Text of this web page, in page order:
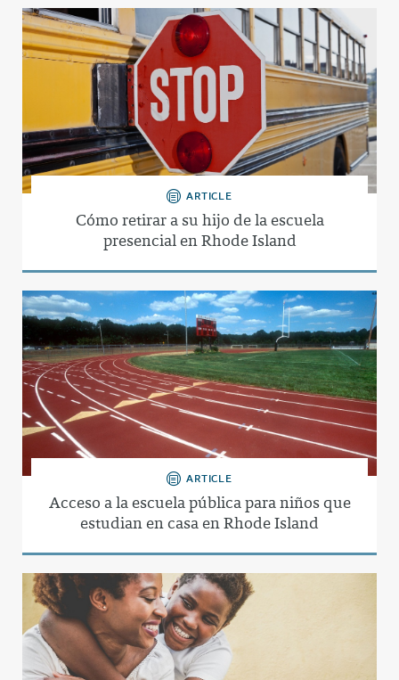
ARTICLE
Cómo retirar a su hijo de la escuela
presencial en Rhode Island
ARTICLE
Acceso a la escuela pública para niños que
estudian en casa en Rhode Island